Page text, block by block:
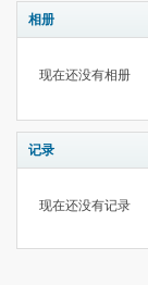
相册
现在还没有相册
记录
现在还没有记录